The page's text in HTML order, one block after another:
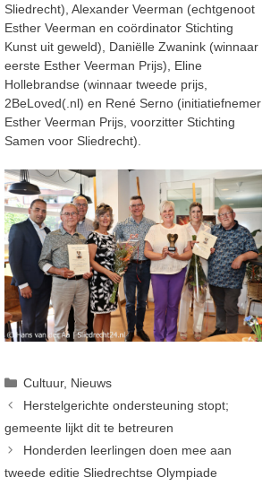
Sliedrecht), Alexander Veerman (echtgenoot
Esther Veerman en coördinator Stichting
Kunst uit geweld), Daniëlle Zwanink (winnaar
eerste Esther Veerman Prijs), Eline
Hollebrandse (winnaar tweede prijs,
2BeLoved(.nl) en René Serno (initiatiefnemer
Esther Veerman Prijs, voorzitter Stichting
Samen voor Sliedrecht).
Categorieën
Cultuur, Nieuws
Herstelgerichte ondersteuning stopt;
gemeente lijkt dit te betreuren
Honderden leerlingen doen mee aan
tweede editie Sliedrechtse Olympiade